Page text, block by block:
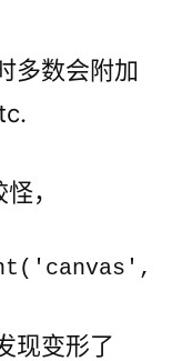
多数会附加
，
现变形了